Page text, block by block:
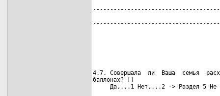
4.7. Совершала  ли  Ваша  семья
баллонах? []